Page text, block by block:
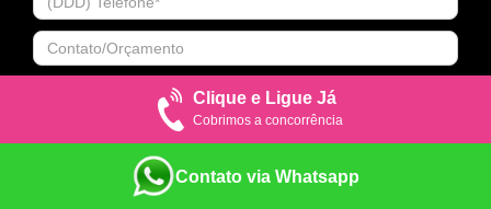
Clique e Ligue Já
Cobrimos a concorrência
Contato via Whatsapp